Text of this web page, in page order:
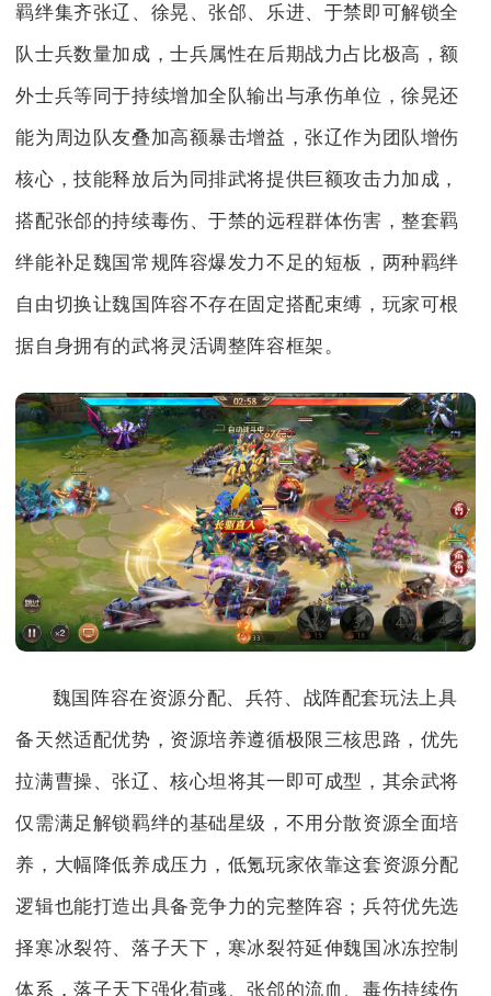
羁绊集齐张辽、徐晃、张郃、乐进、于禁即可解锁全
队士兵数量加成，士兵属性在后期战力占比极高，额
外士兵等同于持续增加全队输出与承伤单位，徐晃还
能为周边队友叠加高额暴击增益，张辽作为团队增伤
核心，技能释放后为同排武将提供巨额攻击力加成，
搭配张郃的持续毒伤、于禁的远程群体伤害，整套羁
绊能补足魏国常规阵容爆发力不足的短板，两种羁绊
自由切换让魏国阵容不存在固定搭配束缚，玩家可根
据自身拥有的武将灵活调整阵容框架。
魏国阵容在资源分配、兵符、战阵配套玩法上具
备天然适配优势，资源培养遵循极限三核思路，优先
拉满曹操、张辽、核心坦将其一即可成型，其余武将
仅需满足解锁羁绊的基础星级，不用分散资源全面培
养，大幅降低养成压力，低氪玩家依靠这套资源分配
逻辑也能打造出具备竞争力的完整阵容；兵符优先选
择寒冰裂符、落子天下，寒冰裂符延伸魏国冰冻控制
体系，落子天下强化荀彧、张郃的流血、毒伤持续伤